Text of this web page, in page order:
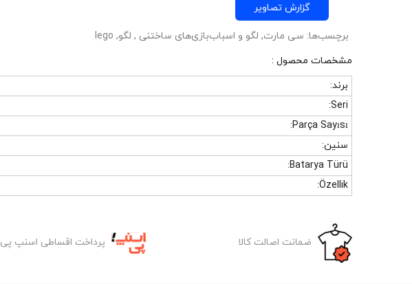
گزارش تصاویر
برچسب‌ها: سی مارت, لگو و اسباب‌بازی‌های ساختنی , لگو, lego
: مشخصات محصول
برند:
Seri:
Parça Sayısı:
سنین:
Batarya Türü:
Özellik:
ضمانت اصالت کالا پرداخت اقساطی اسنپ پی